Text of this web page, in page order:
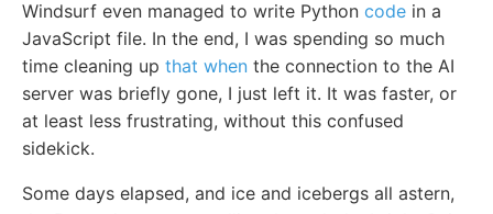
Windsurf even managed to write Python code in a
JavaScript file. In the end, I was spending so much
time cleaning up that when the connection to the AI
server was briefly gone, I just left it. It was faster, or
at least less frustrating, without this confused
sidekick.
Some days elapsed, and ice and icebergs all astern,